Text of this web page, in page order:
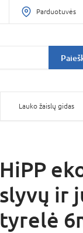
Parduotuvės
Lauko žaislų gidas
HiPP
slyvų ir
tyrelė